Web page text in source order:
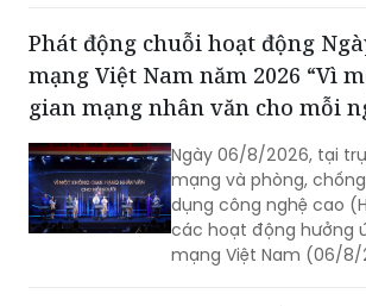
quyền học tập của
Phát động chuỗi hoạt động
mạng Việt Nam năm 2026 “Vì
gian mạng nhân văn cho mỗi
Ngày 06/8/2026, tại
mạng và phòng,
dụng công nghệ cao
các hoạt động hưởng
mạng Việt Nam (06/